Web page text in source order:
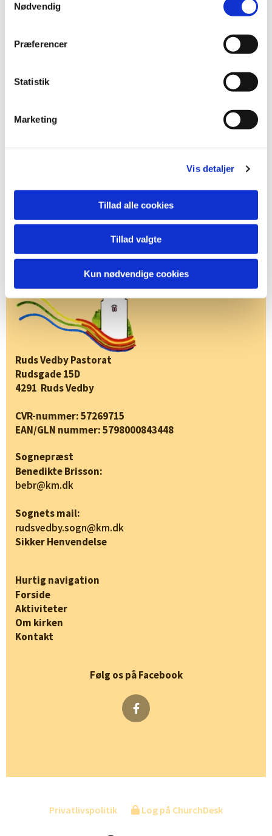
Nødvendig
Præferencer
Statistik
Marketing
Vis detaljer
Tillad alle cookies
Tillad valgte
Kun nødvendige cookies
Ruds Vedby Pastorat
Rudsgade 15D
4291 Ruds Vedby
CVR-nummer: 57269715
EAN/GLN nummer: 5798000843448
Sognepræst
Benedikte Brisson:
bebr@km.dk
Sognets mail:
rudsvedby.sogn@km.dk
Sikker Henvendelse
Hurtig navigation
Forside
Aktiviteter
Om kirken
Kontakt
Følg os på Facebook
Privatlivspolitik Log på ChurchDesk